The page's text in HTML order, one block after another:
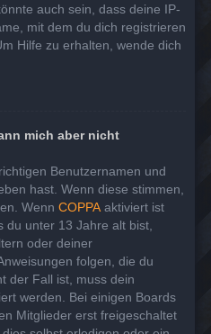
auch sein, dass deine IP-
mit dem du dich registrieren
Hilfe zu erhalten, wende dich
mich aber nicht
Benutzernamen und
hast. Wenn diese stimmen,
Wenn COPPA aktiviert ist
du unter 13 Jahre alt bist,
oder deiner
folgen, die du
der Fall ist, muss dein
werden. Bei einigen Boards
Mitglieder erst freigeschaltet